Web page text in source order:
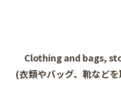
Clothing and bags,
(衣類やバッグ、靴など